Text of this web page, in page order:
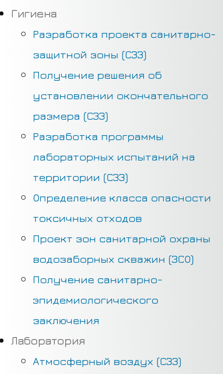
Гигиена
Разработка проекта санитарно-
защитной зоны (СЗЗ)
Получение решения об
установлении окончательного
размера (СЗЗ)
Разработка программы
лабораторных испытаний на
территории (СЗЗ)
Определение класса опасности
токсичных отходов
Проект зон санитарной охраны
водозаборных скважин (ЗСО)
Получение санитарно-
эпидемиологического
заключения
Лаборатория
Атмосферный воздух (СЗЗ)